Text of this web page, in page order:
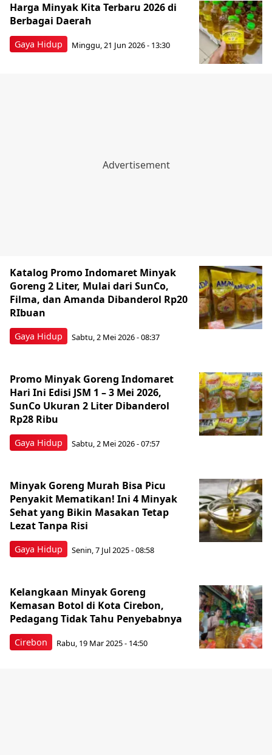
Gaya Hidup
Harga Minyak Kita Terbaru 2026 di
Berbagai Daerah
Minggu, 21 Jun 2026 - 13:30
Gaya Hidup
Katalog Promo Indomaret Minyak
Goreng 2 Liter, Mulai dari SunCo,
Filma, dan Amanda Dibanderol Rp20
RIbuan
Sabtu, 2 Mei 2026 - 08:37
Gaya Hidup
Promo Minyak Goreng Indomaret
Hari Ini Edisi JSM 1 – 3 Mei 2026,
SunCo Ukuran 2 Liter Dibanderol
Rp28 Ribu
Sabtu, 2 Mei 2026 - 07:57
Gaya Hidup
Minyak Goreng Murah Bisa Picu
Penyakit Mematikan! Ini 4 Minyak
Sehat yang Bikin Masakan Tetap
Lezat Tanpa Risi
Senin, 7 Jul 2025 - 08:58
Cirebon
Kelangkaan Minyak Goreng
Kemasan Botol di Kota Cirebon,
Pedagang Tidak Tahu Penyebabnya
Rabu, 19 Mar 2025 - 14:50